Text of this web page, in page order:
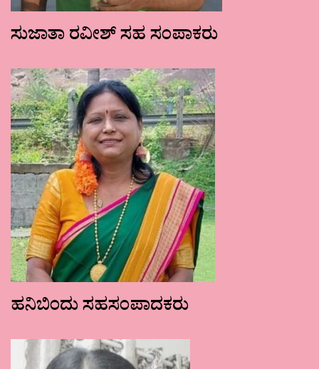
ಸುಜಾತಾ ರವೀಶ್ ಸಹ ಸಂಪಾಕರು
ಹನಿಬಿಂದು ಸಹಸಂಪಾದಕರು